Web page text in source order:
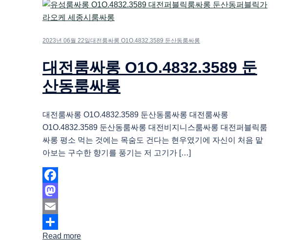
2023년 06월 22일대전룸싸롱 O1O.4832.3589 둔산동룸싸롱
대전룸싸롱 O1O.4832.3589 둔
산동룸싸롱
대전룸싸롱 O1O.4832.3589 둔산동룸싸롱 대전룸싸롱
O1O.4832.3589 둔산동룸싸롱 대전비지니스룸싸롱 대전퍼블릭룸
싸롱 평소 먹는 것에는 목숨도 건다는 현우였기에 자신이 처음 맡
아보는 구수한 향기를 풍기는 저 고기가 […]
Facebook
Mastodon
Email
Share
Read more